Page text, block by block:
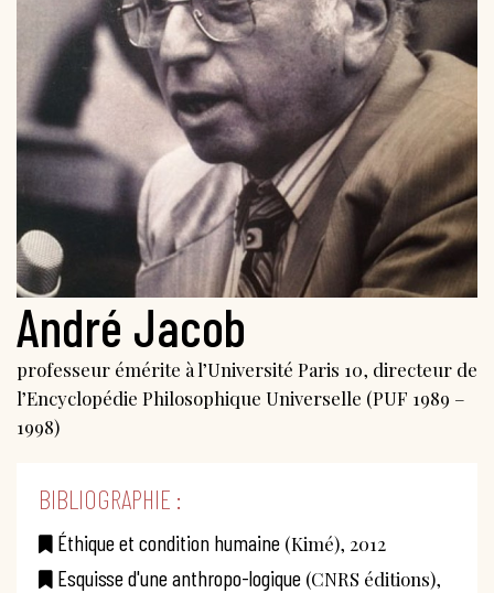
André Jacob
professeur émérite à l’Université Paris 10, directeur de
l’Encyclopédie Philosophique Universelle (PUF 1989 –
1998)
BIBLIOGRAPHIE :
Éthique et condition humaine (Kimé), 2012
Esquisse d'une anthropo-logique (CNRS éditions),